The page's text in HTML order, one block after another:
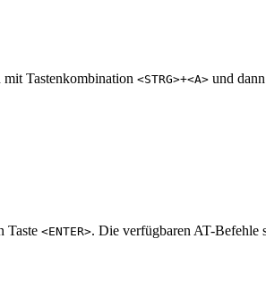
Tastenkombination <STRG>+<A> und
Taste <ENTER>. Die verfügbaren AT-Befehle